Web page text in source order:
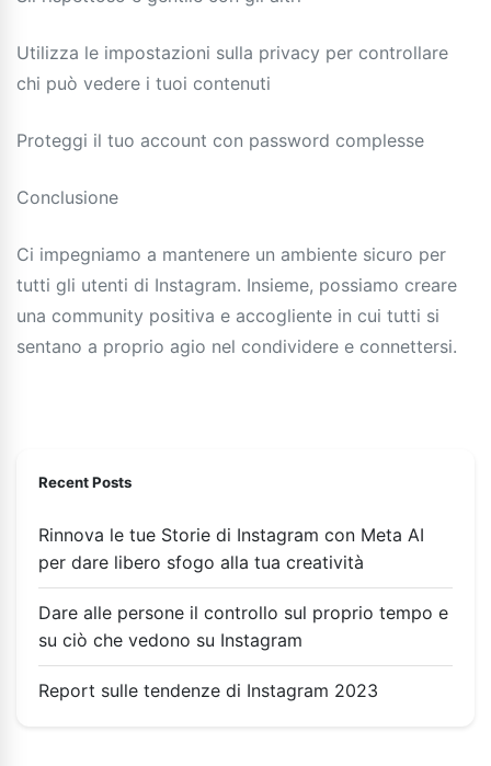
Utilizza le impostazioni sulla privacy per controllare
chi può vedere i tuoi contenuti
Proteggi il tuo account con password complesse
Conclusione
Ci impegniamo a mantenere un ambiente sicuro per
tutti gli utenti di Instagram. Insieme, possiamo creare
una community positiva e accogliente in cui tutti si
sentano a proprio agio nel condividere e connettersi.
Recent Posts
Rinnova le tue Storie di Instagram con Meta AI
per dare libero sfogo alla tua creatività
Dare alle persone il controllo sul proprio tempo e
su ciò che vedono su Instagram
Report sulle tendenze di Instagram 2023